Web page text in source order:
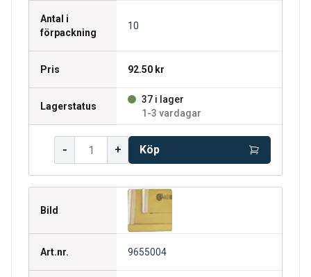
Antal i
förpackning
10
Pris 92.50 kr
Lagerstatus
37 i lager
1-3 vardagar
- + Köp
Bild
Art.nr. 9655004